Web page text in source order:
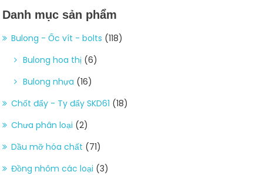
Danh mục sản phẩm
Bulong - Ốc vít - bolts (118)
Bulong hoa thị (6)
Bulong nhựa (16)
Chốt đẩy - Ty đẩy SKD61 (18)
Chưa phân loại (2)
Dầu mỡ hóa chất (71)
Đồng nhôm các loại (3)